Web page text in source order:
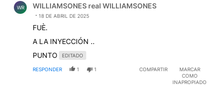
WR WILLIAMSONES real WILLIAMSONES
18 DE ABRIL DE 2025
FUÈ.
A LA INYECCIÓN ..
PUNTO
EDITADO
RESPONDER 1 1 COMPARTIR
MARCAR
COMO
INAPROPIADO